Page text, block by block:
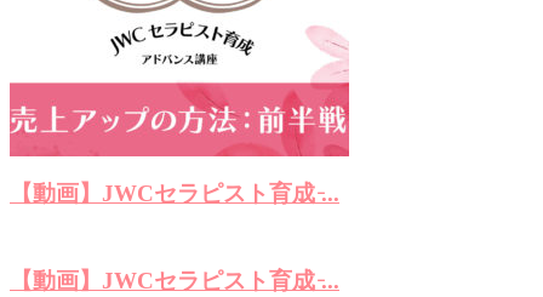
【動画】JWCセラピスト育成 ̵...
【動画】JWCセラピスト育成 ̵...